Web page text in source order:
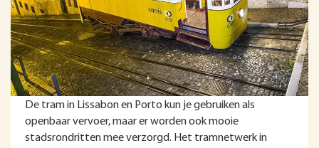
De tram in Lissabon en Porto kun je gebruiken als
openbaar vervoer, maar er worden ook mooie
stadsrondritten mee verzorgd. Het tramnetwerk in